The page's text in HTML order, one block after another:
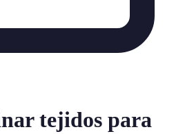
tejidos para